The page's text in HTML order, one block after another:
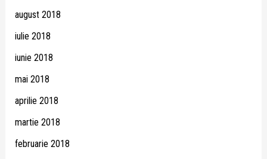
august 2018
iulie 2018
iunie 2018
mai 2018
aprilie 2018
martie 2018
februarie 2018